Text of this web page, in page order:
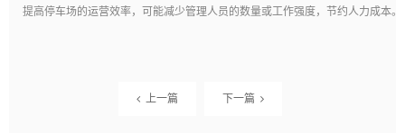
提高停车场的运营效率，可能减少管理人员的数量或工作强度，节约人力成本。
上一篇 下一篇